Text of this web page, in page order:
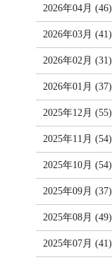
2026年04月 (46)
2026年03月 (41)
2026年02月 (31)
2026年01月 (37)
2025年12月 (55)
2025年11月 (54)
2025年10月 (54)
2025年09月 (37)
2025年08月 (49)
2025年07月 (41)